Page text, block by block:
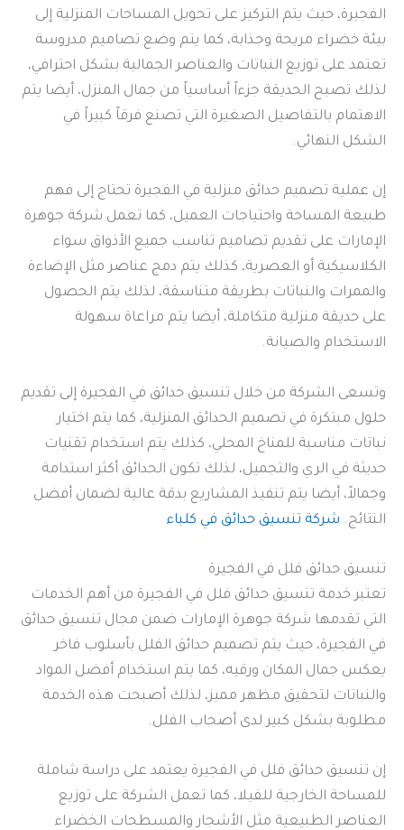
الفجيرة، حيث يتم التركيز على تحويل المساحات المنزلية إلى
بيئة خضراء مريحة وجذابة، كما يتم وضع تصاميم مدروسة
تعتمد على توزيع النباتات والعناصر الجمالية بشكل احترافي،
لذلك تصبح الحديقة جزءاً أساسياً من جمال المنزل، أيضا يتم
الاهتمام بالتفاصيل الصغيرة التي تصنع فرقاً كبيراً في
الشكل النهائي.
إن عملية تصميم حدائق منزلية في الفجيرة تحتاج إلى فهم
طبيعة المساحة واحتياجات العميل، كما تعمل شركة جوهرة
الإمارات على تقديم تصاميم تناسب جميع الأذواق سواء
الكلاسيكية أو العصرية، كذلك يتم دمج عناصر مثل الإضاءة
والممرات والنباتات بطريقة متناسقة، لذلك يتم الحصول
على حديقة منزلية متكاملة، أيضا يتم مراعاة سهولة
الاستخدام والصيانة.
وتسعى الشركة من خلال تنسيق حدائق في الفجيرة إلى تقديم
حلول مبتكرة في تصميم الحدائق المنزلية، كما يتم اختيار
نباتات مناسبة للمناخ المحلي، كذلك يتم استخدام تقنيات
حديثة في الري والتجميل، لذلك تكون الحدائق أكثر استدامة
وجمالاً، أيضا يتم تنفيذ المشاريع بدقة عالية لضمان أفضل
النتائج. شركة تنسيق حدائق في كلباء
تنسيق حدائق فلل في الفجيرة
تعتبر خدمة تنسيق حدائق فلل في الفجيرة من أهم الخدمات
التي تقدمها شركة جوهرة الإمارات ضمن مجال تنسيق حدائق
في الفجيرة، حيث يتم تصميم حدائق الفلل بأسلوب فاخر
يعكس جمال المكان ورقيه، كما يتم استخدام أفضل المواد
والنباتات لتحقيق مظهر مميز، لذلك أصبحت هذه الخدمة
مطلوبة بشكل كبير لدى أصحاب الفلل.
إن تنسيق حدائق فلل في الفجيرة يعتمد على دراسة شاملة
للمساحة الخارجية للفيلا، كما تعمل الشركة على توزيع
العناصر الطبيعية مثل الأشجار والمسطحات الخضراء